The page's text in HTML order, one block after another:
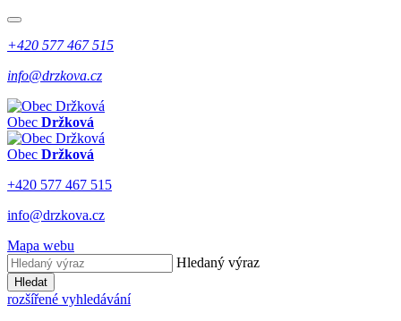
+420 577 467 515
info@drzkova.cz
Obec Držková
Obec Držková
+420 577 467 515
info@drzkova.cz
Mapa webu
Hledaný výraz
Hledat
rozšířené vyhledávání